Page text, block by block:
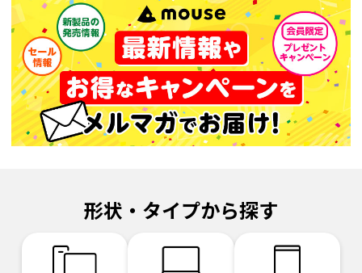
形状・タイプから探す